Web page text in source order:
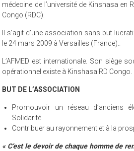
médecine de l’université de Kinshasa en
Congo (RDC).
Il s’agit d’une association sans but
le 24 mars 2009 à Versailles (France)..
L’AFMED est internationale. Son siège
opérationnel existe à Kinshasa RD Congo.
BUT DE L’ASSOCIATION
Promouvoir un réseau d’anciens
Solidarité.
Contribuer au rayonnement et à la
« C’est le devoir de chaque homme de